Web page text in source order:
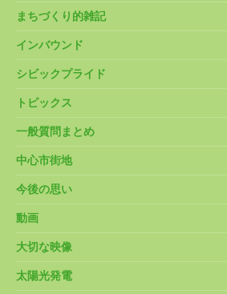
まちづくり的雑記
インバウンド
シビックプライド
トピックス
一般質問まとめ
中心市街地
今後の思い
動画
大切な映像
太陽光発電